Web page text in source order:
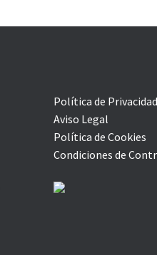
Política de Privacidad
Aviso Legal
Política de Cookies
Condiciones de